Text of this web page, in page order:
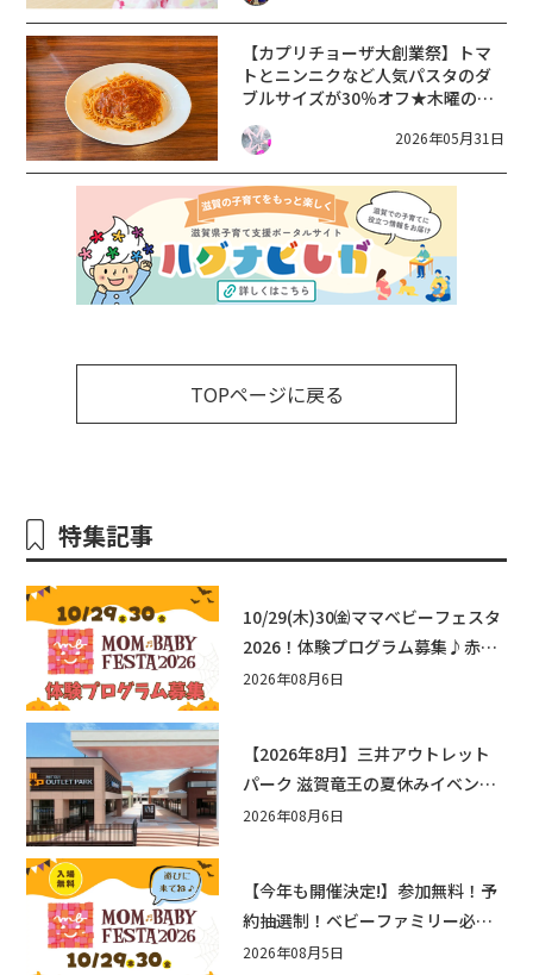
【カプリチョーザ大創業祭】トマ
トとニンニクなど人気パスタのダ
ブルサイズが30％オフ★木曜の夜
はカプリチョーザへ！【6月4
日〜】
2026年05月31日
TOPページに戻る
特集記事
10/29(木)30㈮ママベビーフェスタ
2026！体験プログラム募集♪赤ち
ゃん向けイベントに出演しません
2026年08月6日
【2026年8月】三井アウトレット
パーク 滋賀竜王の夏休みイベント
まとめ！びしょぬれ水あそび・激
2026年08月6日
【今年も開催決定!】参加無料！予
約抽選制！ベビーファミリー必見
☆入場無料☆10/29(木)30(金)ママ
2026年08月5日